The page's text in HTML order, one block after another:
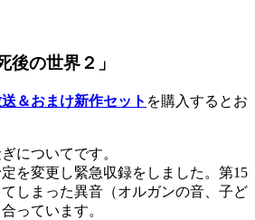
の世界２」
＆おまけ新作セット を購入するとお
についてです。
を変更し緊急収録をしました。第15
しまった異音（オルガンの音、子ど
っています。